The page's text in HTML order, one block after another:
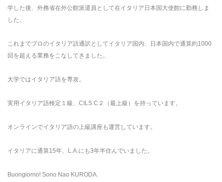
学した後、外務省在外公館派遣員として在イタリア日本国大使館に勤務しま
した。
これまでプロのイタリア語通訳としてイタリア国内、日本国内で通算約1000
回を超える業務をこなしてきました。
大学ではイタリア語を専攻。
実用イタリア語検定１級、CILS C２（最上級）を持っています。
オンラインでイタリア語の上級講座も運営しています。
イタリアに通算15年、L.A.にも3年半住んでいました。
Buongiorno! Sono Nao KURODA.